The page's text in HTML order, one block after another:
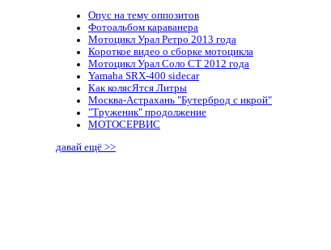
Опус на тему оппозитов
Фотоальбом караванера
Мотоцикл Урал Ретро 2013 года
Короткое видео о сборке мотоцикла
Мотоцикл Урал Соло СТ 2012 года
Yamaha SRX-400 sidecar
Как колясЯтся Литры
Москва-Астрахань "Бутерброд с икрой"
"Труженик" продолжение
МОТОСЕРВИС
давай ещё >>